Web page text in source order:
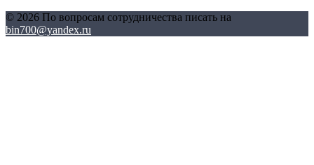
© 2026 По вопросам сотрудничества писать на
bin700@yandex.ru